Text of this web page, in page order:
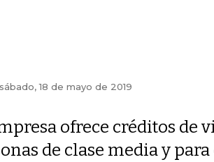
sábado, 18 de mayo de 2019
ofrece créditos de
de clase media y